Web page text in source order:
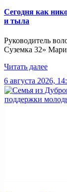
Сегодня как
и тыла
Руководитель
Суземка 32»
Читать далее
6 августа 2026,